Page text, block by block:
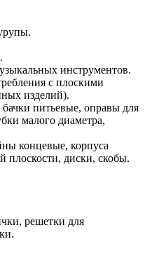
инструментов.
с плоскими
изделий).
питьевые, оправы для
малого диаметра,
концевые, корпуса
плоскости, диски, скобы.
решетки для